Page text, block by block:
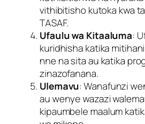
vithibitisho kutoka kwa
TASAF.
Ufaulu wa Kitaaluma:
kuridhisha katika
nne na sita au katika
zinazofanana.
Ulemavu: Wanafunzi
au wenye wazazi
kipaumbele maalum